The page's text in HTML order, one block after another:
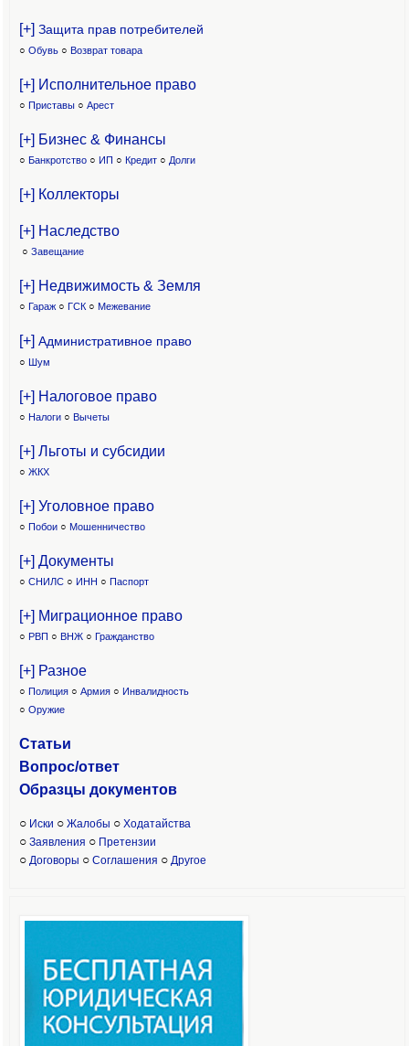
[+] Защита прав потребителей
○ Обувь ○ Возврат товара
[+] Исполнительное право
○ Приставы ○ Арест
[+] Бизнес & Финансы
○ Банкротство ○ ИП ○ Кредит ○ Долги
[+] Коллекторы
[+] Наследство
○ Завещание
[+] Недвижимость & Земля
○ Гараж ○ ГСК ○ Межевание
[+] Административное право
○ Шум
[+] Налоговое право
○ Налоги ○ Вычеты
[+] Льготы и субсидии
○ ЖКХ
[+] Уголовное право
○ Побои ○ Мошенничество
[+] Документы
○ СНИЛС ○ ИНН ○ Паспорт
[+] Миграционное право
○ РВП ○ ВНЖ ○ Гражданство
[+] Разное
○ Полиция ○ Армия ○ Инвалидность
○ Оружие
Статьи
Вопрос/ответ
Образцы документов
○ Иски ○ Жалобы ○ Ходатайства
○ Заявления ○ Претензии
○ Договоры ○ Соглашения ○ Другое